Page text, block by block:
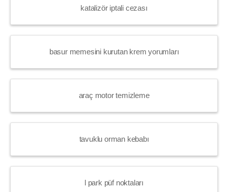
katalizör iptali cezası
basur memesini kurutan krem yorumları
araç motor temizleme
tavuklu orman kebabı
l park püf noktaları